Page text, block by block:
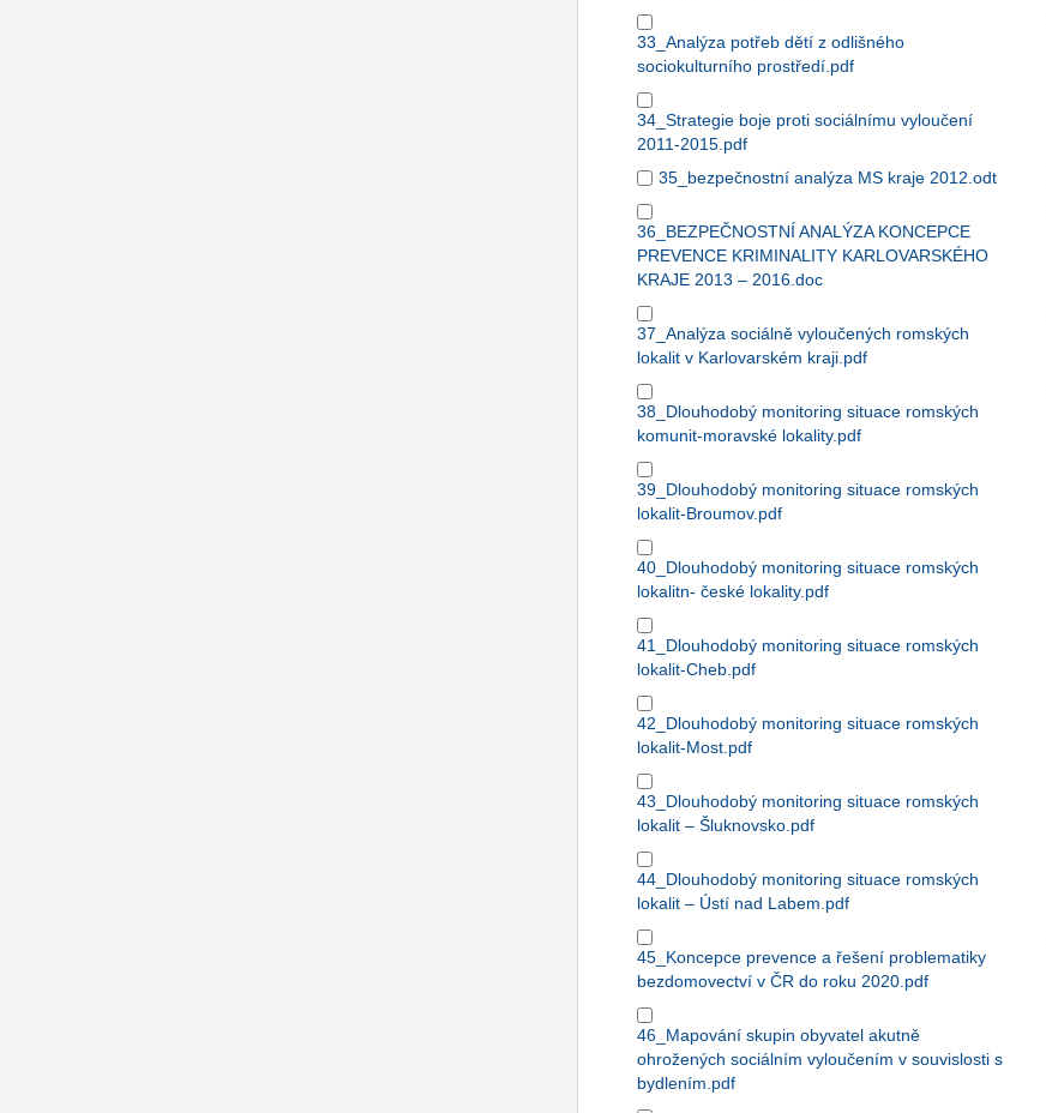
33_Analýza potřeb dětí z odlišného
sociokulturního prostředí.pdf
34_Strategie boje proti sociálnímu vyloučení
2011-2015.pdf
35_bezpečnostní analýza MS kraje 2012.odt
36_BEZPEČNOSTNÍ ANALÝZA KONCEPCE
PREVENCE KRIMINALITY KARLOVARSKÉHO
KRAJE 2013 – 2016.doc
37_Analýza sociálně vyloučených romských
lokalit v Karlovarském kraji.pdf
38_Dlouhodobý monitoring situace romských
komunit-moravské lokality.pdf
39_Dlouhodobý monitoring situace romských
lokalit-Broumov.pdf
40_Dlouhodobý monitoring situace romských
lokalitn- české lokality.pdf
41_Dlouhodobý monitoring situace romských
lokalit-Cheb.pdf
42_Dlouhodobý monitoring situace romských
lokalit-Most.pdf
43_Dlouhodobý monitoring situace romských
lokalit – Šluknovsko.pdf
44_Dlouhodobý monitoring situace romských
lokalit – Ústí nad Labem.pdf
45_Koncepce prevence a řešení problematiky
bezdomovectví v ČR do roku 2020.pdf
46_Mapování skupin obyvatel akutně
ohrožených sociálním vyloučením v souvislosti s
bydlením.pdf